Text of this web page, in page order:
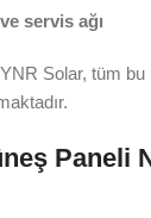
servis ağı
Solar, tüm bu
Paneli